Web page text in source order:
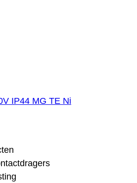
IP44 MG TE Ni